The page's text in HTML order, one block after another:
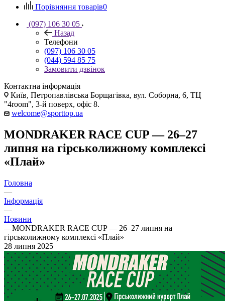
Порівняння товарів0
(097) 106 30 05
Назад
Телефони
(097) 106 30 05
(044) 594 85 75
Замовити дзвінок
Контактна інформація
Київ, Петропавлівська Борщагівка, вул. Соборна, 6, ТЦ
"4room", 3-й поверх, офіс 8.
welcome@sporttop.ua
MONDRAKER RACE CUP — 26–27
липня на гірськолижному комплексі
«Плай»
Головна
—
Інформація
—
Новини
—MONDRAKER RACE CUP — 26–27 липня на
гірськолижному комплексі «Плай»
28 липня 2025